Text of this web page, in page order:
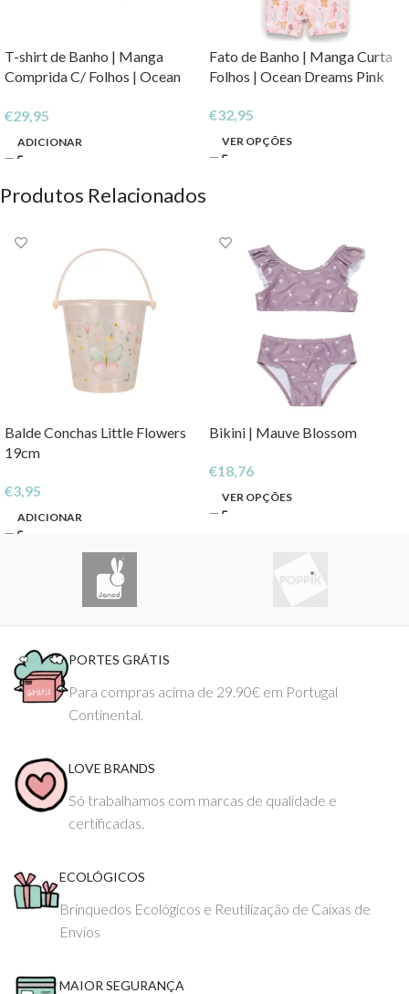
T-shirt de Banho | Manga
Comprida C/ Folhos | Ocean
€29,95
ADICIONAR
Fato de Banho | Manga Curta
Folhos | Ocean Dreams Pink
€32,95
VER OPÇÕES
Produtos Relacionados
Balde Conchas Little Flowers
19cm
€3,95
ADICIONAR
Bikini | Mauve Blossom
€18,76
VER OPÇÕES
PORTES GRÁTIS
Para compras acima de 29.90€ em Portugal
Continental.
LOVE BRANDS
Só trabalhamos com marcas de qualidade e
certificadas.
ECOLÓGICOS
Brinquedos Ecológicos e Reutilização de Caixas de
Envios
MAIOR SEGURANÇA